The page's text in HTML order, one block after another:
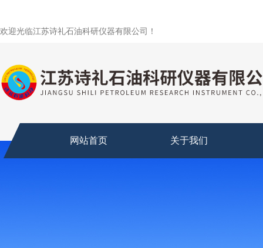
欢迎光临江苏诗礼石油科研仪器有限公司！
网站首页 关于我们